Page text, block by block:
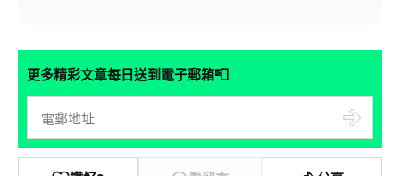
更多精彩文章每日送到電子郵箱📮